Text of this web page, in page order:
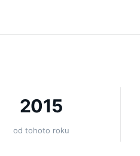
2015
od tohoto roku